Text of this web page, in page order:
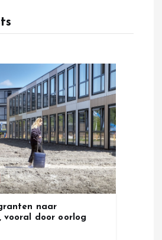
naar
vooral door oorlog